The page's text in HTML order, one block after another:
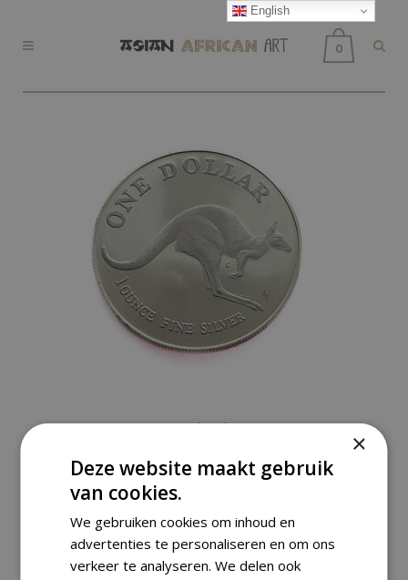
0
1 Oz,Australia,Silver Coins
AUSTRALIA 1 DOLLAR 1993
KANGAROO – ELIZABETH II
€
English
×
Deze website maakt gebruik
van cookies.
We gebruiken cookies om inhoud en
advertenties te personaliseren en om ons
verkeer te analyseren. We delen ook